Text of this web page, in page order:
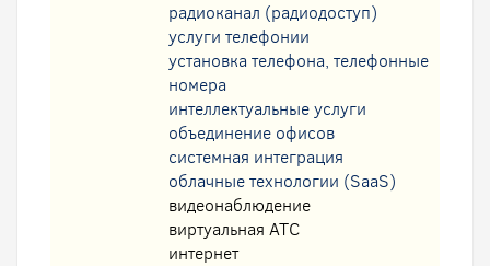
радиоканал (радиодоступ)
услуги телефонии
установка телефона, телефонные
номера
интеллектуальные услуги
oбъединение офисов
системная интеграция
облачные технологии (SaaS)
видеонаблюдение
виртуальная АТС
интернет